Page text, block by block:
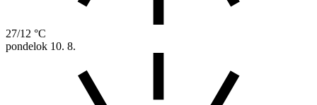
27/12 °C
pondelok 10. 8.